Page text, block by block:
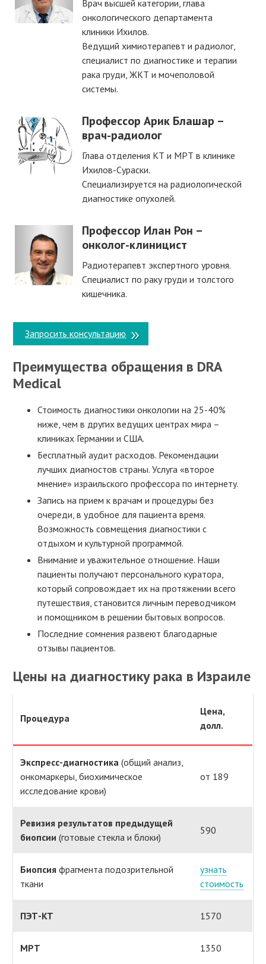
Врач высшей категории, глава
онкологического департамента
клиники Ихилов.
Ведущий химиотерапевт и радиолог,
специалист по диагностике и терапии
рака груди, ЖКТ и мочеполовой
системы.
Профессор Арик Блашар –
врач-радиолог
Глава отделения КТ и МРТ в клинике
Ихилов-Сураски.
Специализируется на радиологической
диагностике опухолей.
Профессор Илан Рон –
онколог-клиницист
Радиотерапевт экспертного уровня.
Специалист по раку груди и толстого
кишечника.
Запросить консультацию
Преимущества обращения в DRA
Medical
Стоимость диагностики онкологии на 25-40%
ниже, чем в других ведущих центрах мира –
клиниках Германии и США.
Бесплатный аудит расходов. Рекомендации
лучших диагностов страны. Услуга «второе
мнение» израильского профессора по интернету.
Запись на прием к врачам и процедуры без
очереди, в удобное для пациента время.
Возможность совмещения диагностики с
отдыхом и культурной программой.
Внимание и уважительное отношение. Наши
пациенты получают персонального куратора,
который сопровождает их на протяжении всего
путешествия, становится личным переводчиком
и помощником в решении бытовых вопросов.
Последние сомнения развеют благодарные
отзывы пациентов.
Цены на диагностику рака в Израиле
Процедура
Цена,
долл.
Экспресс-диагностика (общий анализ,
онкомаркеры, биохимическое
исследование крови)
от 189
Ревизия результатов предыдущей
биопсии (готовые стекла и блоки)
590
Биопсия фрагмента подозрительной
ткани
узнать
стоимость
ПЭТ-КТ 1570
МРТ 1350